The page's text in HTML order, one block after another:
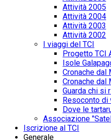
Attività 2005
Attività 2004
Attività 2003
Attività 2002
I viaggi del TCI
Progetto TCI
Isole
Cronache dal
Cronache dal
Guarda chi si
Resoconto di
Dove le
Associazione
Iscrizione al TCI
Generale